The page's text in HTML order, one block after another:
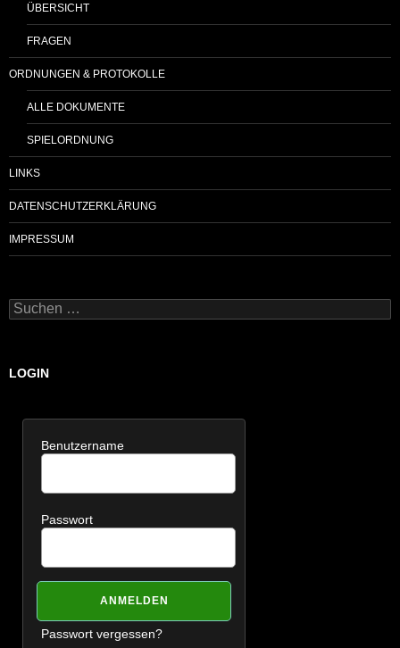
ÜBERSICHT
FRAGEN
ORDNUNGEN & PROTOKOLLE
ALLE DOKUMENTE
SPIELORDNUNG
LINKS
DATENSCHUTZERKLÄRUNG
IMPRESSUM
Suchen
nach:
LOGIN
Benutzername
Passwort
Passwort vergessen?